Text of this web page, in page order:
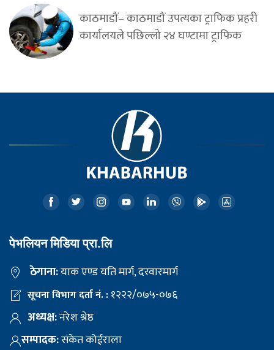
काठमाडौं– काठमाडौं उपत्यका ट्राफिक प्रहरी
कार्यालयले पछिल्लो २४ घण्टामा ट्राफिक
पेभलियन मिडिया प्रा.लि
ठेगाना:याक एण्ड यति मार्ग, दरवारमार्ग
सूचना विभाग दर्ता नं. :१२२२/०७५-०७६
अध्यक्ष:नरेश श्रेष्ठ
सम्पादक:संकेत कोईराला